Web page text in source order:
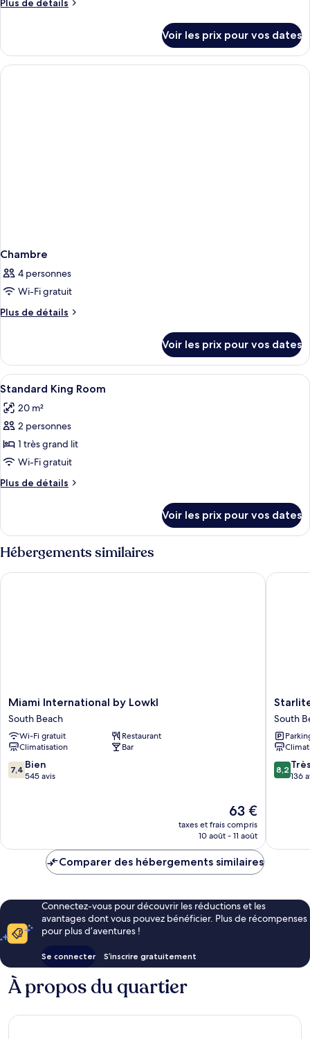
Plus de détails
le
type
de
Voir les prix pour vos dates
Chambre
4 personnes
Wi-Fi gratuit
Plus de détails
Plus
le
type
de
Chambre
Voir les prix pour vos dates
Afficher
toutes
les
photos
pour
ce
type
de
Standard
King
Room
Une chambre avec un lit, un bureau,
4
Standard King Room
20 m²
2 personnes
1 très grand lit
Wi-Fi gratuit
Plus de détails
Plus
le
type
de
chambre
Standard
Voir les prix pour vos dates
Hébergements similaires
Miami
International
by
Lowkl
South
Beach
Miami International by Lowkl
South Beach
Wi-Fi gratuit
Restaurant
Climatisation
Bar
7.4
sur
7,4 Bien
545 avis
Le
nouveau
prix
de
63 €
taxes et frais compris
10 août - 11 août
Miami International by Lowkl
Starlite
Hotel
South
Beach
South
8.2
sur
8,2
136
Starlite
Comparer des hébergements similaires
Connectez-vous pour découvrir les réductions et les
avantages dont vous pouvez bénéficier. Plus de récompenses
pour plus d’aventures !
Se connecter S’inscrire gratuitement
À propos du quartier